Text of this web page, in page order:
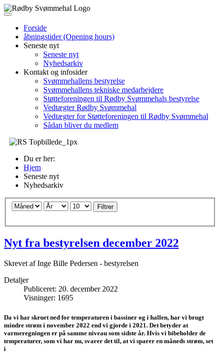
Forside
åbningstider (Opening hours)
Seneste nyt
Seneste nyt
Nyhedsarkiv
Kontakt og infosider
Svømmehallens bestyrelse
Svømmehallens tekniske medarbejdere
Støtteforeningen til Rødby Svømmehals bestyrelse
Vedtægter Rødby Svømmehal
Vedtægter for Støtteforeningen til Rødby Svømmehal
Sådan bliver du medlem
Du er her:
Hjem
Seneste nyt
Nyhedsarkiv
Filtrer
Nyt fra bestyrelsen december 2022
Skrevet afInge Bille Pedersen - bestyrelsen
Detaljer
Publiceret: 20. december 2022
Visninger: 1695
Da vi har skruet ned for temperaturen i bassiner og i hallen, har vi brugt
mindre strøm i november 2022 end vi gjorde i 2021. Det betyder at
varmeregningen er på samme niveau som sidste år. Hvis vi bibeholder de
temperaturer, som vi har nu, svarer det til, at vi sparer en måneds strøm, set
i